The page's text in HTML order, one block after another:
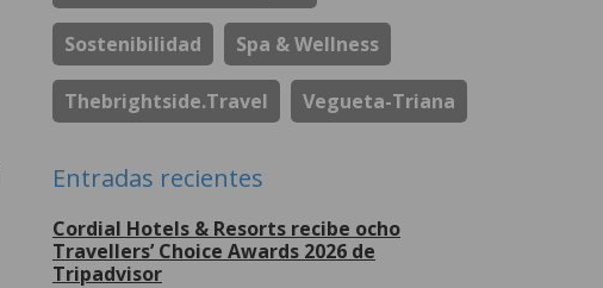
Sostenibilidad Spa & Wellness
Thebrightside.travel Vegueta-Triana
Entradas recientes
Cordial Hotels & Resorts recibe ocho
Travellers’ Choice Awards 2026 de
Tripadvisor